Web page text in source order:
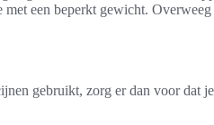
met een beperkt gewicht.
gebruikt, zorg er dan voor dat